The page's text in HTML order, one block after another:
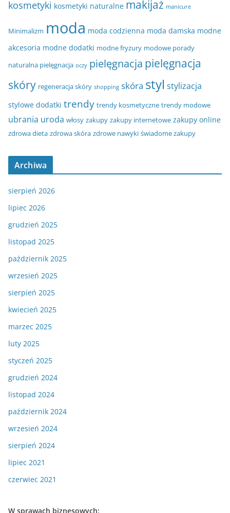
kosmetyki kosmetyki naturalne makijaż manicure
Minimalizm moda moda codzienna moda damska modne
akcesoria modne dodatki modne fryzury modowe porady
naturalna pielęgnacja oczy pielęgnacja pielęgnacja
skóry regeneracja skóry shopping skóra styl stylizacja
stylowe dodatki trendy trendy kosmetyczne trendy modowe
ubrania uroda włosy zakupy zakupy internetowe zakupy online
zdrowa dieta zdrowa skóra zdrowe nawyki świadome zakupy
Archiwa
sierpień 2026
lipiec 2026
grudzień 2025
listopad 2025
październik 2025
wrzesień 2025
sierpień 2025
kwiecień 2025
marzec 2025
luty 2025
styczeń 2025
grudzień 2024
listopad 2024
październik 2024
wrzesień 2024
sierpień 2024
lipiec 2021
czerwiec 2021
W sprawach biznesowych: